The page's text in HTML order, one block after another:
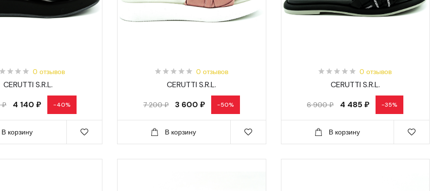
0 отзывов
CERUTTI S.R.L.
₽ 4 140 ₽ -40%
В корзину
0 отзывов
CERUTTI S.R.L.
7 200 ₽ 3 600 ₽ -50%
В корзину
0 отзывов
CERUTTI S.R.L.
6 900 ₽ 4 485 ₽ -35%
В корзину